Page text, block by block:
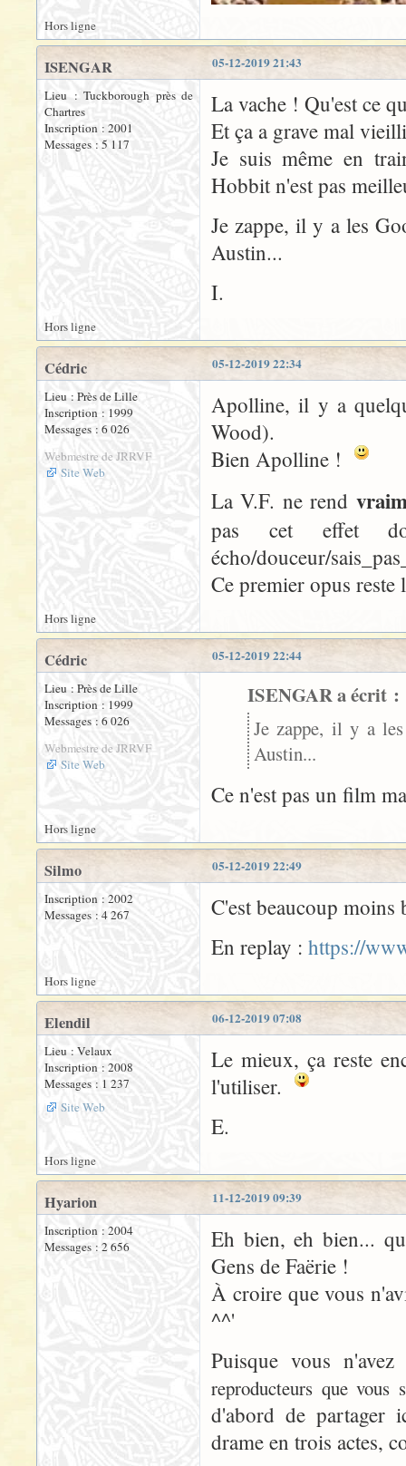
Hors ligne
05-12-2019 21:43
ISENGAR
Lieu : Tuckborough près de
Chartres
Inscription : 2001
Messages : 5 117
La vache ! Qu'est ce
Et ça a grave mal
Je suis même en
Hobbit n'est pas
Je zappe, il y a les
Austin...
I.
Hors ligne
05-12-2019 22:34
Cédric
Lieu : Près de Lille
Inscription : 1999
Messages : 6 026
Webmestre de JRRVF
Site Web
Apolline, il y a
Wood).
Bien Apolline !
La V.F. ne rend
pas cet effet
écho/douceur/
Ce premier opus
Hors ligne
05-12-2019 22:44
Cédric
Lieu : Près de Lille
Inscription : 1999
Messages : 6 026
Webmestre de JRRVF
Site Web
ISENGAR a écrit :
Je zappe, il y a
Austin...
Ce n'est pas un film
Hors ligne
05-12-2019 22:49
Silmo
Inscription : 2002
Messages : 4 267
C'est beaucoup
En replay : https://
Hors ligne
06-12-2019 07:08
Elendil
Lieu : Velaux
Inscription : 2008
Messages : 1 237
Site Web
Le mieux, ça reste
l'utiliser.
E.
Hors ligne
11-12-2019 09:39
Hyarion
Inscription : 2004
Messages : 2 656
Eh bien, eh bien...
Gens de Faërie !
À croire que vous
^^'
Puisque vous
reproducteurs que vous
d'abord de partager
drame en trois actes,